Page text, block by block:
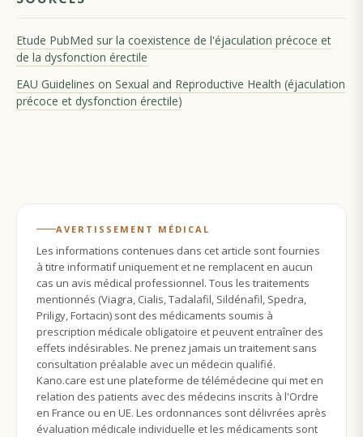
Etude PubMed sur la coexistence de l'éjaculation précoce et
de la dysfonction érectile
EAU Guidelines on Sexual and Reproductive Health (éjaculation
précoce et dysfonction érectile)
AVERTISSEMENT MÉDICAL
Les informations contenues dans cet article sont fournies
à titre informatif uniquement et ne remplacent en aucun
cas un avis médical professionnel. Tous les traitements
mentionnés (Viagra, Cialis, Tadalafil, Sildénafil, Spedra,
Priligy, Fortacin) sont des médicaments soumis à
prescription médicale obligatoire et peuvent entraîner des
effets indésirables. Ne prenez jamais un traitement sans
consultation préalable avec un médecin qualifié.
Kano.care est une plateforme de télémédecine qui met en
relation des patients avec des médecins inscrits à l'Ordre
en France ou en UE. Les ordonnances sont délivrées après
évaluation médicale individuelle et les médicaments sont